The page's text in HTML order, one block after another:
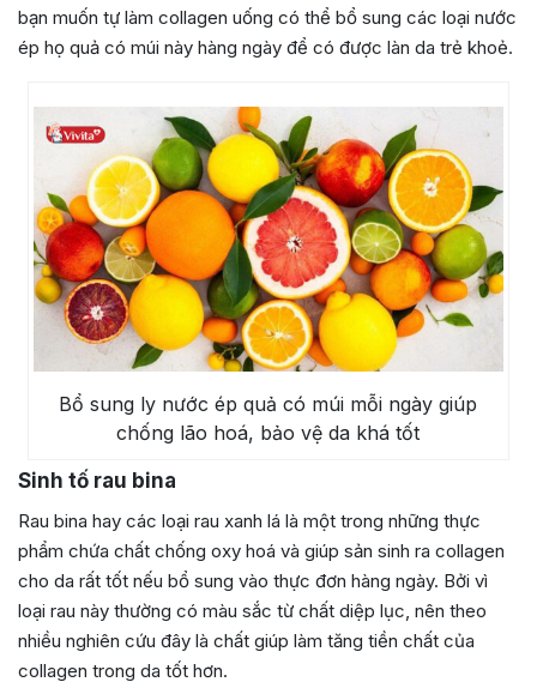
bạn muốn tự làm collagen uống có thể bổ sung các loại nước
ép họ quả có múi này hàng ngày để có được làn da trẻ khoẻ.
Bổ sung ly nước ép quả có múi mỗi ngày giúp
chống lão hoá, bảo vệ da khá tốt
Sinh tố rau bina
Rau bina hay các loại rau xanh lá là một trong những thực
phẩm chứa chất chống oxy hoá và giúp sản sinh ra collagen
cho da rất tốt nếu bổ sung vào thực đơn hàng ngày. Bởi vì
loại rau này thường có màu sắc từ chất diệp lục, nên theo
nhiều nghiên cứu đây là chất giúp làm tăng tiền chất của
collagen trong da tốt hơn.